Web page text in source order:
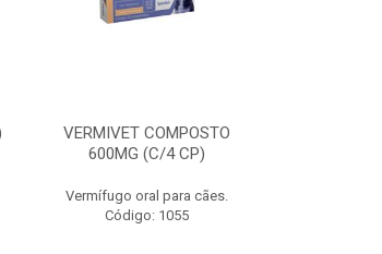
VERMIVET COMPOSTO
600MG (C/4 CP)
Vermífugo oral para cães.
Código: 1055